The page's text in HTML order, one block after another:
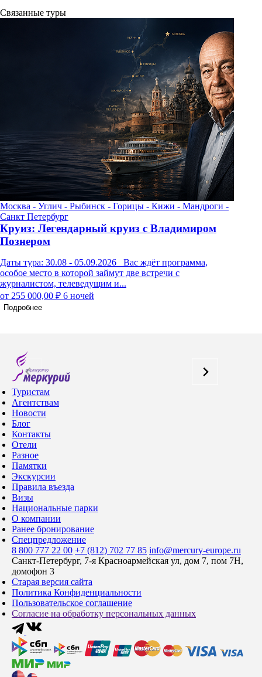
Связанные туры
Москва - Углич - Рыбинск - Горицы - Кижи - Мандроги -
Санкт Петербург
Круиз: Легендарный круиз с Владимиром
Познером
Даты тура: 30.08 - 05.09.2026 Вас ждёт программа,
особое место в которой займут две встречи с
журналистом, телеведущим и...
от 255 000,00 ₽ 6 ночей
Подробнее
Туристам
Агентствам
Новости
Блог
Контакты
Отели
Разное
Памятки
Экскурсии
Правила въезда
Визы
Национальные парки
О компании
Ранее бронирование
Спецпредложение
8 800 777 22 00 +7 (812) 702 77 85 info@mercury-europe.ru
Санкт-Петербург, 7-я Красноармейская ул, дом 7, пом 7Н,
домофон 3
Старая версия сайта
Политика Конфиденциальности
Пользовательское соглашение
Согласие на обработку персональных данных